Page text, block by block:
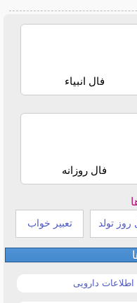
فال انبیاء
فال روزانه
روز تولد تعبیر خواب
اطلاعات دارویی